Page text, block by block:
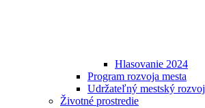
Hlasovanie 2024
Program rozvoja mesta
Udržateľný mestský rozvoj
Životné prostredie